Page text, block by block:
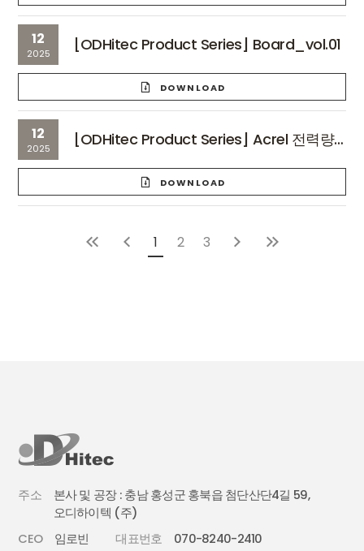
12
2025 [ODHitec Product Series] Board_vol.01
DOWNLOAD
12
2025 [ODHitec Product Series] Acrel 전력량계_vol.01
DOWNLOAD
1 2 3
주소
본사 및 공장 : 충남 홍성군 홍북읍 첨단산단4길 59,
오디하이텍 (주)
CEO
임로빈 대표번호 070-8240-2410